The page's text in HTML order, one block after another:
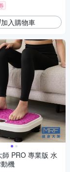
加入購物車
師 PRO 專業版 ⽔
機